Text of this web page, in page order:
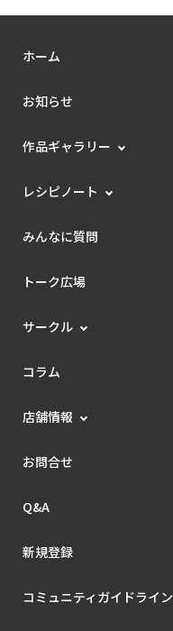
ホーム
お知らせ
作品ギャラリー
レシピノート
みんなに質問
トーク広場
サークル
コラム
店舗情報
お問合せ
Q&A
新規登録
コミュニティガイドライン